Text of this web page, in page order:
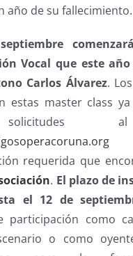
año de su fallecimiento.
Vocal que este
Carlos Álvarez.
estas master class
requerida que
. El plazo de
el 12 de
participación como
o como